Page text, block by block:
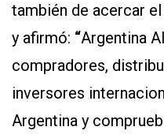
también de acercar
y afirmó: “Argentina
compradores,
inversores
Argentina y